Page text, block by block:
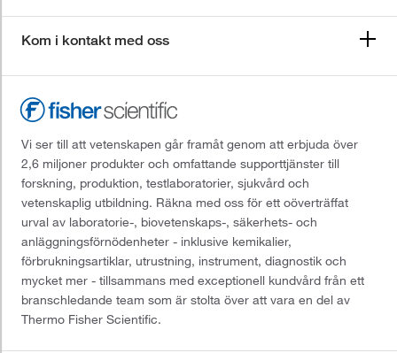
Kom i kontakt med oss
Vi ser till att vetenskapen går framåt genom att erbjuda över
2,6 miljoner produkter och omfattande supporttjänster till
forskning, produktion, testlaboratorier, sjukvård och
vetenskaplig utbildning. Räkna med oss för ett oöverträffat
urval av laboratorie-, biovetenskaps-, säkerhets- och
anläggningsförnödenheter - inklusive kemikalier,
förbrukningsartiklar, utrustning, instrument, diagnostik och
mycket mer - tillsammans med exceptionell kundvård från ett
branschledande team som är stolta över att vara en del av
Thermo Fisher Scientific.